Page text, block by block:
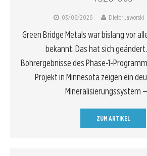
03/06/2026 Dieter Jaworski
Green Bridge Metals war bislang vor
bekannt. Das hat sich
Bohrergebnisse des Phase-1-
Projekt in Minnesota zeigen ein
Mineralisierungssystem
ZUM ARTIKEL